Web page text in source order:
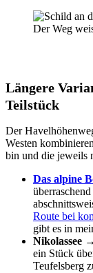
Der Weg
Längere
Teilstück
Der
Westen
bin und die jeweils
Das alpine
Route bei
gibt es in
Nikolassee
ein Stück
Teufelsberg